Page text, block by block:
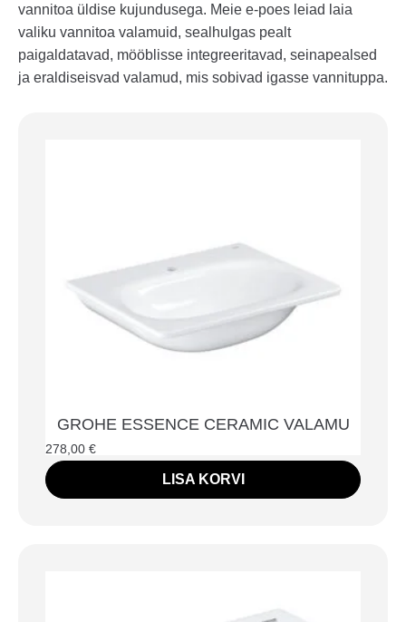
vannitoa üldise kujundusega. Meie e-poes leiad laia
valiku vannitoa valamuid, sealhulgas pealt
paigaldatavad, mööblisse integreeritavad, seinapealsed
ja eraldiseisvad valamud, mis sobivad igasse vannituppa.
GROHE ESSENCE CERAMIC VALAMU
278,00 €
LISA KORVI